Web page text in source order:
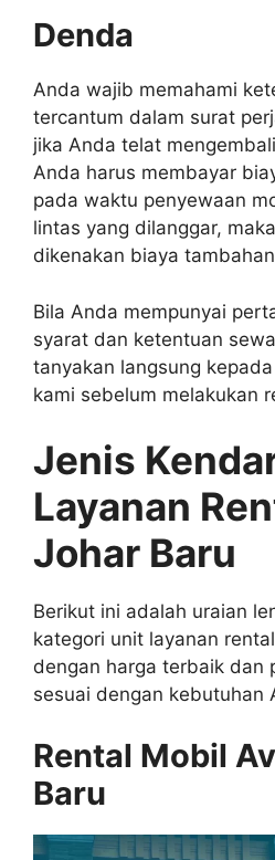
Denda
Anda wajib memahami
tercantum dalam surat
jika Anda telat
Anda harus membayar
pada waktu penyewaan
lintas yang dilanggar,
dikenakan biaya
Bila Anda mempunyai
syarat dan ketentuan
tanyakan langsung
kami sebelum melakukan
Jenis
Layanan
Johar Baru
Berikut ini adalah uraian
kategori unit layanan
dengan harga terbaik dan
sesuai dengan kebutuhan
Rental Mobil
Baru